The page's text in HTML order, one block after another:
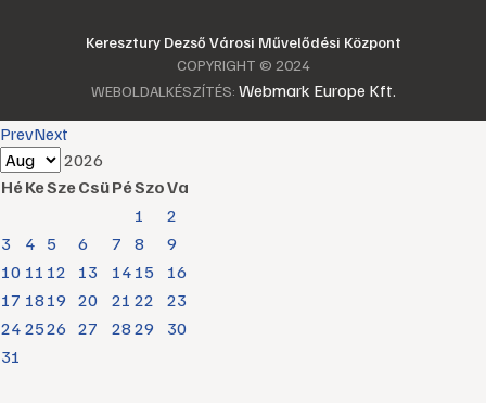
Keresztury Dezső Városi Művelődési Központ
COPYRIGHT © 2024
WEBOLDALKÉSZÍTÉS: Webmark Europe Kft.
PrevNext
2026
HéKeSzeCsüPéSzoVa
1
2
3
4 5 6 7 8
9
10 11 12 13 14 15
16
17 18 19 20 21 22
23
24 2526 27 28 29
30
31